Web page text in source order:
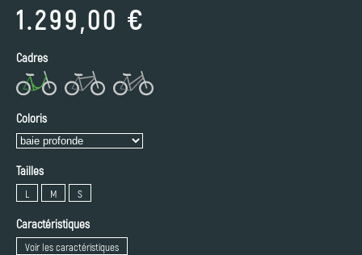
1.299,00 €
Cadres
Coloris
Tailles
L M S
Caractéristiques
Voir les caractéristiques